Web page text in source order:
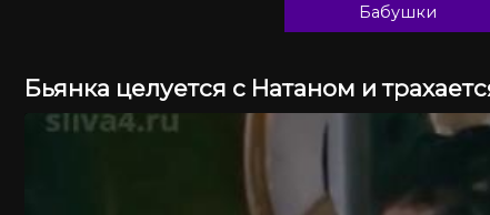
Бабушки
Бьянка целуется с Натаном и